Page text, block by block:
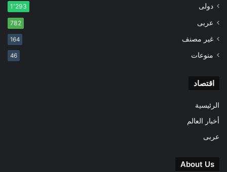
دولى 1٬293
عربى 782
غير مصنف 164
منوعات 46
اقتصاد
الرئيسية
أخبار العالم
عربى
About Us